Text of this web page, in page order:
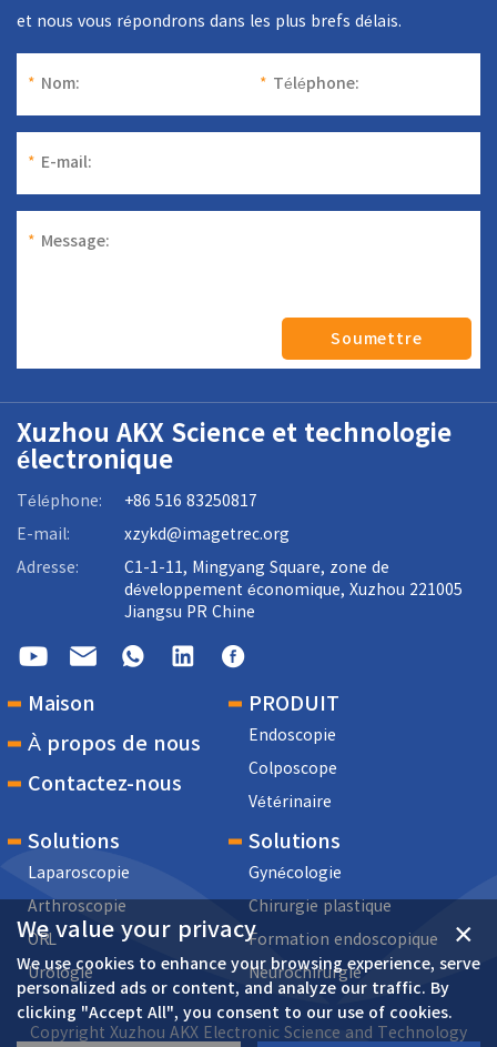
et nous vous répondrons dans les plus brefs délais.
* Nom: * Téléphone:
* E-mail:
* Message:
Soumettre
Xuzhou AKX Science et technologie
électronique
Téléphone: +86 516 83250817
E-mail: xzykd@imagetrec.org
Adresse:
C1-1-11, Mingyang Square, zone de
développement économique, Xuzhou 221005
Jiangsu PR Chine
Maison
À propos de nous
Contactez-nous
PRODUIT
Endoscopie
Colposcope
Vétérinaire
Solutions
Laparoscopie
Arthroscopie
ORL
Urologie
Solutions
Gynécologie
Chirurgie plastique
Formation endoscopique
Neurochirurgie
Copyright Xuzhou AKX Electronic Science and Technology
×
We value your privacy
We use cookies to enhance your browsing experience, serve
personalized ads or content, and analyze our traffic. By
clicking "Accept All", you consent to our use of cookies.